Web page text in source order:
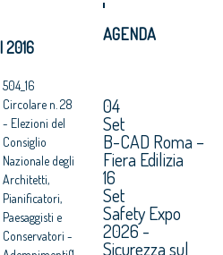
2016
504_16
Circolare n. 28
- Elezioni del
Consiglio
Nazionale degli
Architetti,
Pianificatori,
Paesaggisti e
Conservatori -
AGENDA
04
Set
B-CAD Roma –
Fiera Edilizia
16
Set
Safety Expo
2026 -
Sicurezza sul